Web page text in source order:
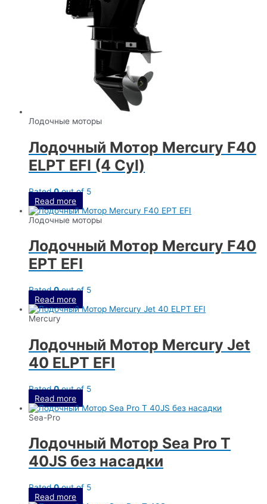
Лодочные моторы
Лодочный Мотор Mercury F40
ELPT EFI (4 Cyl)
Rated0out of 5
Read more
Лодочные моторы
Лодочный Мотор Mercury F40
EPT EFI
Rated0out of 5
Read more
Mercury
Лодочный Мотор Mercury Jet
40 ELPT EFI
Rated0out of 5
Read more
Sea-Pro
Лодочный Мотор Sea Pro T
40JS без насадки
Rated0out of 5
Read more